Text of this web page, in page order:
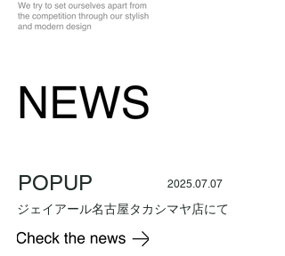
POPUP 2025.07.07
ジェイアール名古屋タカシマヤ店にて